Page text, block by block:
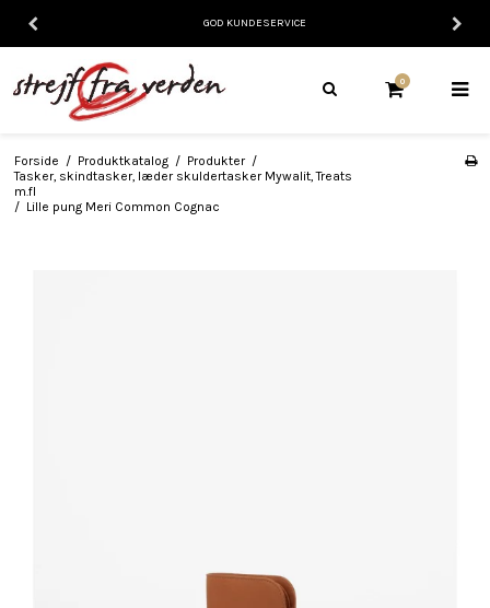
GOD KUNDESERVICE
0
Forside / Produktkatalog / Produkter /
Tasker, skindtasker, læder skuldertasker Mywalit, Treats
m.fl
/ Lille pung Meri Common Cognac